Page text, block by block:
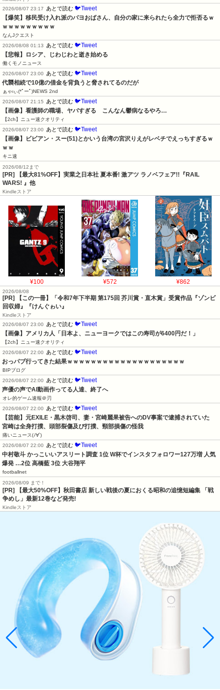
2026/08/07 23:17
あとで読む 🐦Tweet
【爆笑】移民受け入れ派のパヨおばさん、自分の家に来られたら全力で拒否るｗ
ｗｗｗｗｗｗｗｗｗ
なんJクエスト
2026/08/08 01:13
あとで読む 🐦Tweet
【悲報】ロシア、じわじわと逝き始める
働くモノニュース
2026/08/07 23:00
あとで読む 🐦Tweet
代襲相続で10億の借金を背負うと脅されてるのだが
ぁゃιぃ(*ﾟーﾟ)NEWS 2nd
2026/08/07 21:15
あとで読む 🐦Tweet
【画像】看護師の職場、ヤバすぎる　こんなん鬱病なるやろ…
【2ch】ニュー速クオリティ
2026/08/07 23:00
あとで読む 🐦Tweet
【画像】ビビアン・スー(51)とかいう台湾の宮沢りえがレベチでえっちすぎるｗ
ｗｗ
キニ速
2026/08/12まで
[PR] 【最大81%OFF】実業之日本社 夏本番! 激アツ ラノベフェア!!『RAIL
WARS! 』他
Kindleストア
¥100 ¥572 ¥862
2026/08/08
[PR] 【この一冊】「令和7年下半期 第175回 芥川賞・直木賞」受賞作品『ゾンビ
回収婦』『けんぐゎい』
Kindleストア
2026/08/07 23:00
あとで読む 🐦Tweet
【画像】アメリカ人「日本よ、ニューヨークではこの寿司が6400円だ！」
【2ch】ニュー速クオリティ
2026/08/07 22:00
あとで読む 🐦Tweet
おっパブ行ってきた結果ｗｗｗｗｗｗｗｗｗｗｗｗｗｗｗｗｗｗｗｗ
BIPブログ
2026/08/07 22:00
あとで読む 🐦Tweet
声優の声でAI動画作ってる人達、終了へ
オレ的ゲーム速報＠刃
2026/08/07 22:00
あとで読む 🐦Tweet
【芸能】元EXILE・黒木啓司、妻・宮崎麗果被告へのDV事案で逮捕されていた
宮崎は全身打撲、頭部裂傷及び打撲、頸部損傷の怪我
痛いニュース(ﾉ∀`)
2026/08/07 22:00
あとで読む 🐦Tweet
中村敬斗 かっこいいアスリート調査 1位 W杯でインスタフォロワー127万増 人気
爆発 …2位 高橋藍 3位 大谷翔平
footballnet
2026/08/09 まで！
[PR] 【最大50%OFF】秋田書店 新しい戦後の夏におくる昭和の追憶短編集 「戦
争めし」最新12巻など発売!
Kindleストア